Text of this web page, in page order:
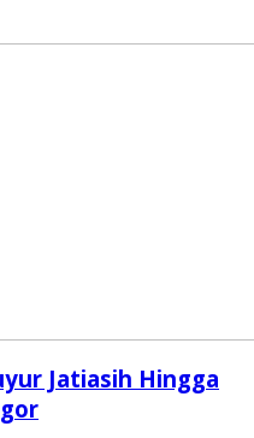
Jatiasih Hingga